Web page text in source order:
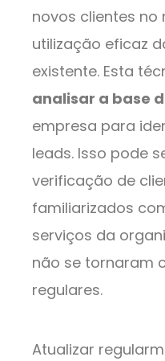
novos clientes no
utilização eficaz
existente. Esta
analisar a base
empresa para
leads. Isso pode
verificação de
familiarizados
serviços da
não se tornaram
regulares.
Atualizar